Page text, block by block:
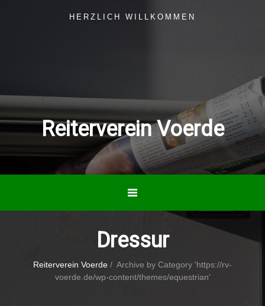
HERZLICH WILLKOMMEN
Reiterverein Voerde
Dressur
Reiterverein Voerde / Archive by Category 'https://rv-
voerde.de/wp-content/themes/equestrian'